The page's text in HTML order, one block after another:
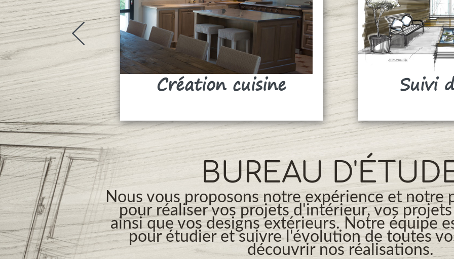
Création cuisine Suivi
BUREAU
Nous vous proposons notre expérience et notre
pour réaliser vos projets d'intérieur, vos
ainsi que vos designs extérieurs. Notre équipe
pour étudier et suivre l'évolution de toutes
découvrir nos réalisations.